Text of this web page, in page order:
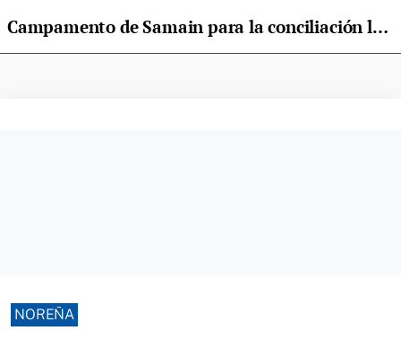
Campamento de Samain para la conciliación laboral en Noreña
NOREÑA